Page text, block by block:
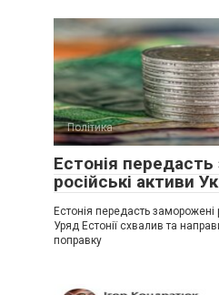
Політика
Естонія
російські активи
Естонія передасть заморожені
Уряд Естонії схвалив та
поправку